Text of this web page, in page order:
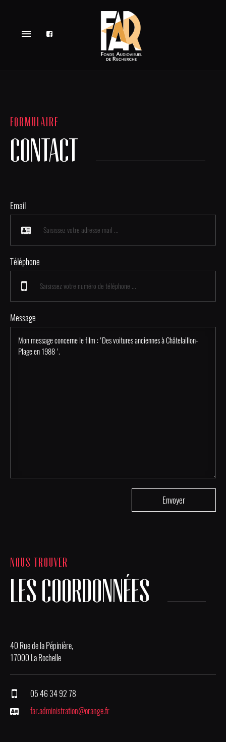
menu
FORMULAIRE
CONTACT
Email
Téléphone
Message
NOUS TROUVER
LES COORDONNÉES
40 Rue de la Pépinière,
17000 La Rochelle
05 46 34 92 78
far.administration@orange.fr